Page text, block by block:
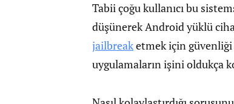
Tabii çoğu kullanıcı bu
düşünerek Android yüklü
jailbreaketmek için güvenliği
uygulamaların işini oldukça